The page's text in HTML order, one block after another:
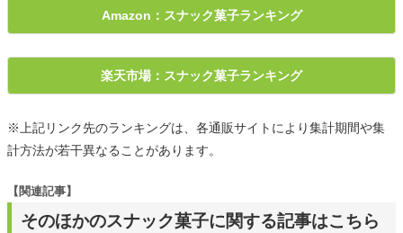
Amazon：スナック菓子ランキング
楽天市場：スナック菓子ランキング
※上記リンク先のランキングは、各通販サイトにより集計期間や集
計方法が若干異なることがあります。
そのほかのスナック菓子に関する記事はこちら
【関連記事】